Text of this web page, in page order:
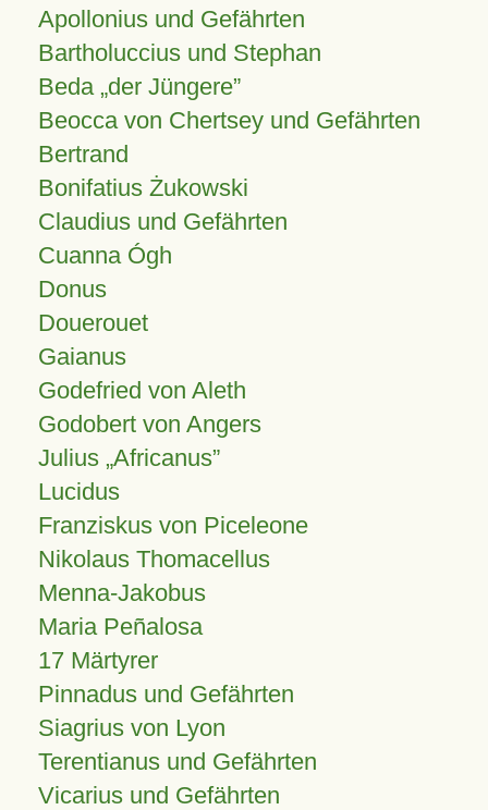
Apollonius und Gefährten
Bartholuccius und Stephan
Beda „der Jüngere”
Beocca von Chertsey und Gefährten
Bertrand
Bonifatius Żukowski
Claudius und Gefährten
Cuanna Ógh
Donus
Douerouet
Gaianus
Godefried von Aleth
Godobert von Angers
Julius Africanus
Lucidus
Franziskus von Piceleone
Nikolaus Thomacellus
Menna-Jakobus
Maria Peñalosa
17 Märtyrer
Pinnadus und Gefährten
Siagrius von Lyon
Terentianus und Gefährten
Vicarius und Gefährten